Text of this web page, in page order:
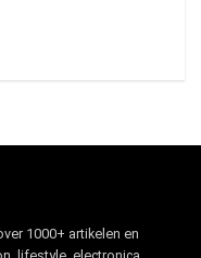
1000+ artikelen en